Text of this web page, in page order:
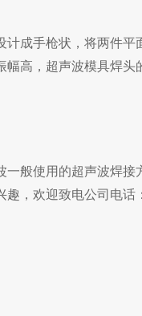
计成手枪状，将两件平
幅高，超声波模具焊
一般使用的超声波焊
，欢迎致电公司电话